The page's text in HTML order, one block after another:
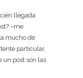
llegada
–me
mucho de
particular.
un post son las